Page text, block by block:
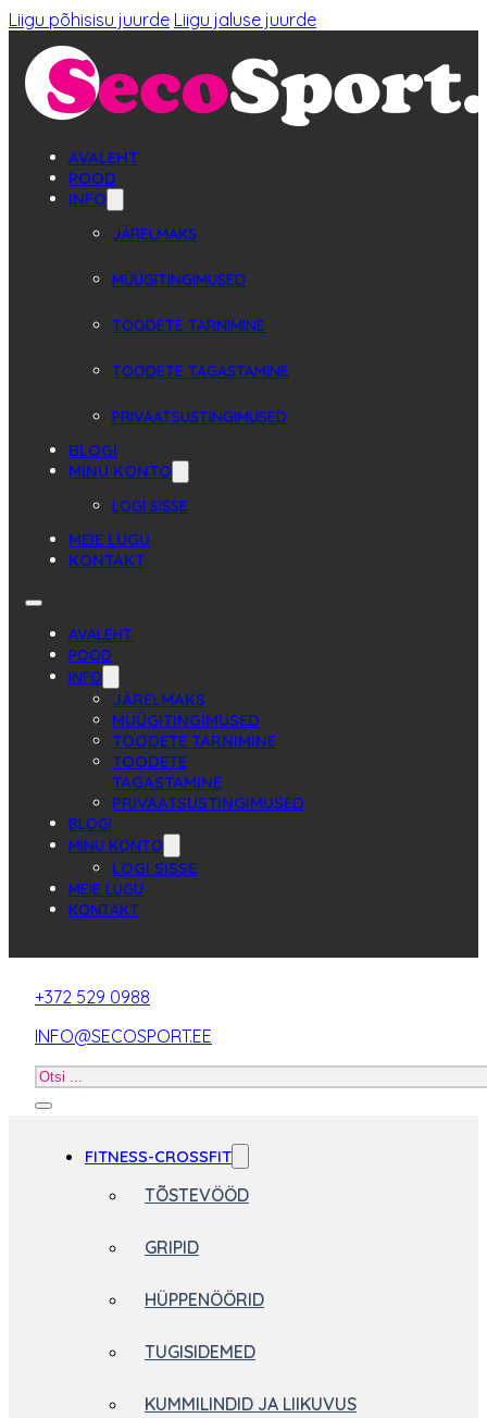
Liigu põhisisu juurde Liigu jaluse juurde
AVALEHT
POOD
INFO
JÄRELMAKS
MÜÜGITINGIMUSED
TOODETE TARNIMINE
TOODETE TAGASTAMINE
PRIVAATSUSTINGIMUSED
BLOGI
MINU KONTO
LOGI SISSE
MEIE LUGU
KONTAKT
AVALEHT
POOD
INFO
JÄRELMAKS
MÜÜGITINGIMUSED
TOODETE TARNIMINE
TOODETE
TAGASTAMINE
PRIVAATSUSTINGIMUSED
BLOGI
MINU KONTO
LOGI SISSE
MEIE LUGU
KONTAKT
+372 529 0988
INFO@SECOSPORT.EE
Otsi
FITNESS-CROSSFIT
TÕSTEVÖÖD
GRIPID
HÜPPENÖÖRID
TUGISIDEMED
KUMMILINDID JA LIIKUVUS